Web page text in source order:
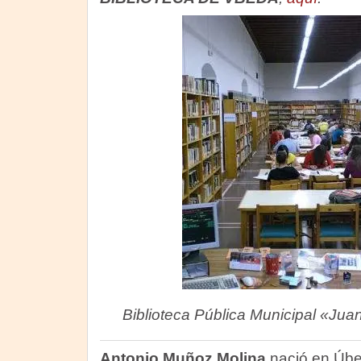
Biblioteca Pública Municipal